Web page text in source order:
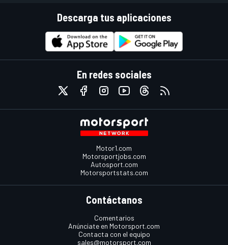
Descarga tus aplicaciones
En redes sociales
Motor1.com
Motorsportjobs.com
Autosport.com
Motorsportstats.com
Contáctanos
Comentarios
Anúnciate en Motorsport.com
Contacta con el equipo
sales@motorsport.com